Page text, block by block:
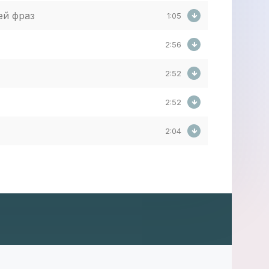
фраз 1:05
2:56
2:52
2:52
2:04